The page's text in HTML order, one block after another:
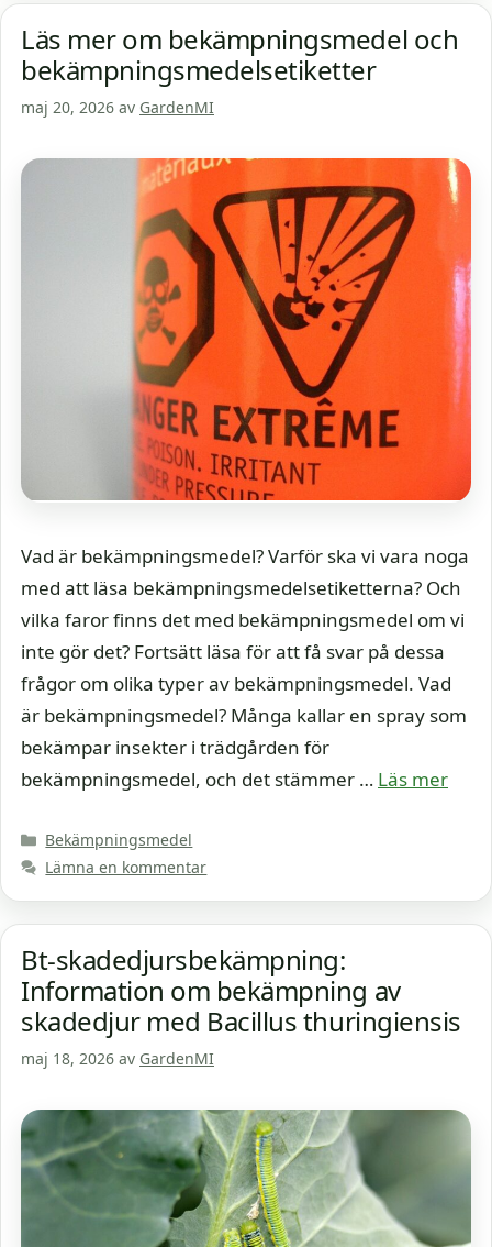
Läs mer om bekämpningsmedel och
bekämpningsmedelsetiketter
maj 20, 2026 av GardenMI
Vad är bekämpningsmedel? Varför ska vi vara noga
med att läsa bekämpningsmedelsetiketterna? Och
vilka faror finns det med bekämpningsmedel om vi
inte gör det? Fortsätt läsa för att få svar på dessa
frågor om olika typer av bekämpningsmedel. Vad
är bekämpningsmedel? Många kallar en spray som
bekämpar insekter i trädgården för
bekämpningsmedel, och det stämmer … Läs mer
Kategorier
Bekämpningsmedel
Lämna en kommentar
Bt-skadedjursbekämpning:
Information om bekämpning av
skadedjur med Bacillus thuringiensis
maj 18, 2026 av GardenMI